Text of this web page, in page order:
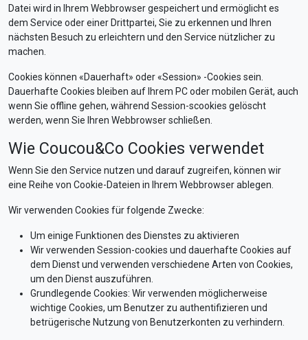
Datei wird in Ihrem Webbrowser gespeichert und ermöglicht es
dem Service oder einer Drittpartei, Sie zu erkennen und Ihren
nächsten Besuch zu erleichtern und den Service nützlicher zu
machen.
Cookies können «Dauerhaft» oder «Session» -Cookies sein.
Dauerhafte Cookies bleiben auf Ihrem PC oder mobilen Gerät, auch
wenn Sie offline gehen, während Session-scookies gelöscht
werden, wenn Sie Ihren Webbrowser schließen.
Wie Coucou&Co Cookies verwendet
Wenn Sie den Service nutzen und darauf zugreifen, können wir
eine Reihe von Cookie-Dateien in Ihrem Webbrowser ablegen.
Wir verwenden Cookies für folgende Zwecke:
Um einige Funktionen des Dienstes zu aktivieren
Wir verwenden Session-cookies und dauerhafte Cookies auf
dem Dienst und verwenden verschiedene Arten von Cookies,
um den Dienst auszuführen.
Grundlegende Cookies: Wir verwenden möglicherweise
wichtige Cookies, um Benutzer zu authentifizieren und
betrügerische Nutzung von Benutzerkonten zu verhindern.